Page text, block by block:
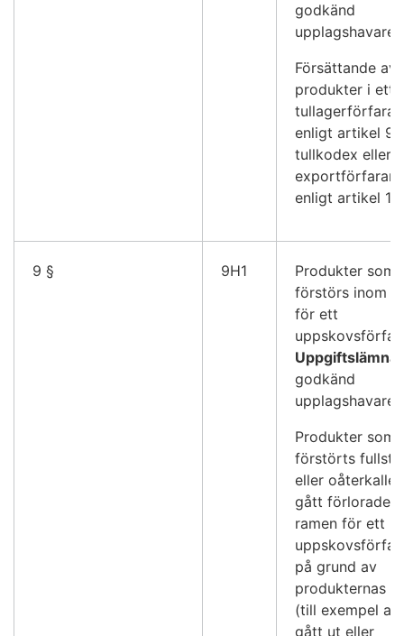
godkänd
upplagshavare
Försättande av
produkter i ett
enligt artikel
tullkodex eller
enligt artikel
9 § 9H1
Produkter som
förstörs inom
för ett
godkänd
upplagshavare
Produkter som
förstörts
eller
gått förlorade
ramen för ett
på grund av
produkternas
(till exempel
gått ut eller